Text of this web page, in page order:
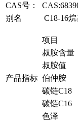
CAS号：
别名
C18-16
产品指标
项目
叔胺含量
叔胺值
伯仲胺
碳链C18
碳链C16
色泽